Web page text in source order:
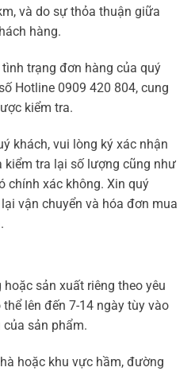
và do sự thỏa thuận giữa
hàng.
trạng đơn hàng của quý
Hotline 0909 420 804, cung
kiểm tra.
khách, vui lòng ký xác nhận
kiểm tra lại số lượng cũng như
chính xác không. Xin quý
vận chuyển và hóa đơn mua
sản xuất riêng theo yêu
lên đến 7-14 ngày tùy vào
sản phẩm.
hoặc khu vực hầm, đường